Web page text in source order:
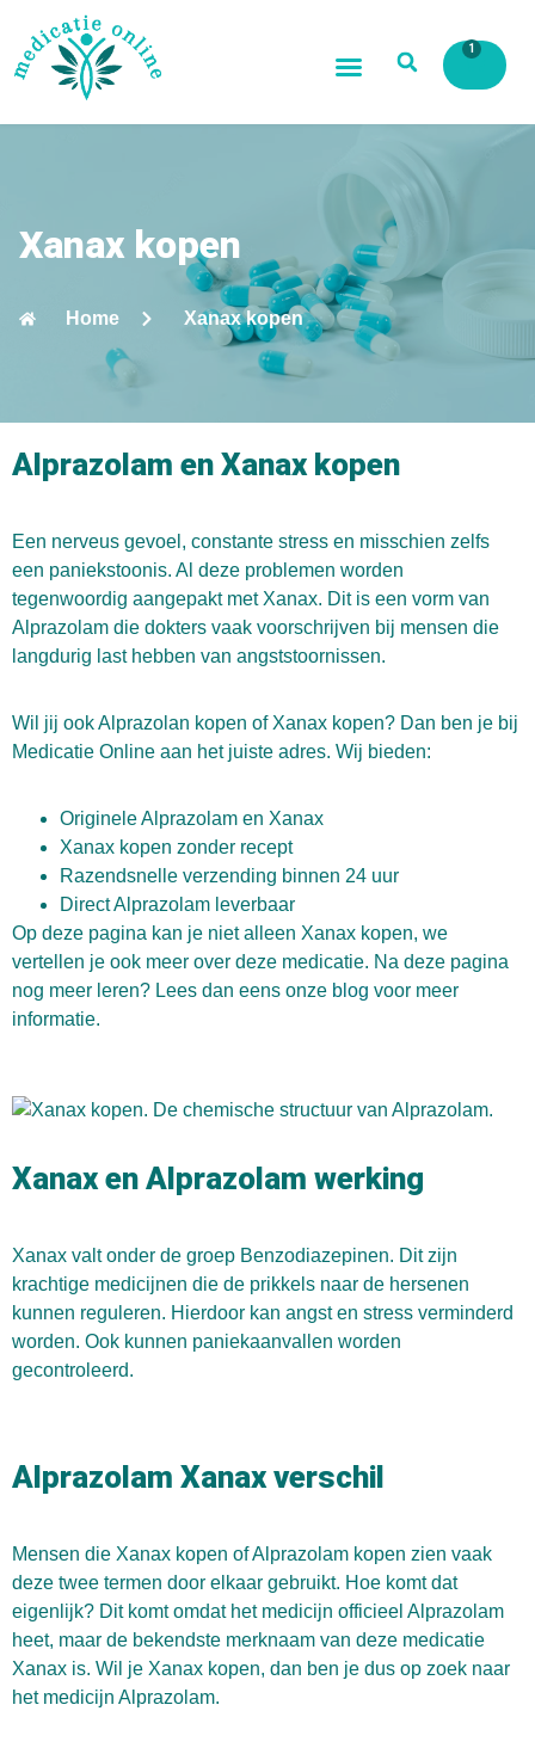
1
Xanax kopen
Home Xanax kopen
Alprazolam en Xanax kopen
Een nerveus gevoel, constante stress en misschien zelfs
een paniekstoonis. Al deze problemen worden
tegenwoordig aangepakt met Xanax. Dit is een vorm van
Alprazolam die dokters vaak voorschrijven bij mensen die
langdurig last hebben van angststoornissen.
Wil jij ook Alprazolan kopen of Xanax kopen? Dan ben je bij
Medicatie Online aan het juiste adres. Wij bieden:
Originele Alprazolam en Xanax
Xanax kopen zonder recept
Razendsnelle verzending binnen 24 uur
Direct Alprazolam leverbaar
Op deze pagina kan je niet alleen Xanax kopen, we
vertellen je ook meer over deze medicatie. Na deze pagina
nog meer leren? Lees dan eens onze blog voor meer
informatie.
Xanax en Alprazolam werking
Xanax valt onder de groep Benzodiazepinen. Dit zijn
krachtige medicijnen die de prikkels naar de hersenen
kunnen reguleren. Hierdoor kan angst en stress verminderd
worden. Ook kunnen paniekaanvallen worden
gecontroleerd.
Alprazolam Xanax verschil
Mensen die Xanax kopen of Alprazolam kopen zien vaak
deze twee termen door elkaar gebruikt. Hoe komt dat
eigenlijk? Dit komt omdat het medicijn officieel Alprazolam
heet, maar de bekendste merknaam van deze medicatie
Xanax is. Wil je Xanax kopen, dan ben je dus op zoek naar
het medicijn Alprazolam.